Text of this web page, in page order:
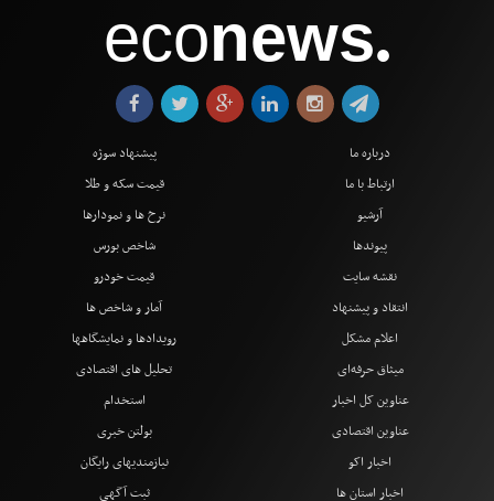
econews●
درباره ما
ارتباط با ما
آرشیو
پیوندها
نقشه سایت
انتقاد و پیشنهاد
اعلام مشکل
میثاق حرفه‌ای
پیشنهاد سوژه
قیمت سکه و طلا
نرخ ها و نمودارها
شاخص بورس
قیمت خودرو
آمار و شاخص ها
رویدادها و نمایشگاهها
تحلیل های اقتصادی
عناوین کل اخبار
عناوین اقتصادی
اخبار اکو
اخبار استان ها
استخدام
بولتن خبری
نیازمندیهای رایگان
ثبت آگهی